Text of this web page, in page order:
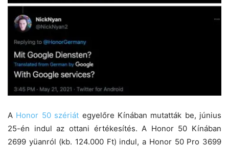
A Honor 50 szériát egyelőre Kínában mutatták be, június
25-én indul az ottani értékesítés. A Honor 50 Kínában
2699 yüanról (kb. 124.000 Ft) indul, a Honor 50 Pro 3699